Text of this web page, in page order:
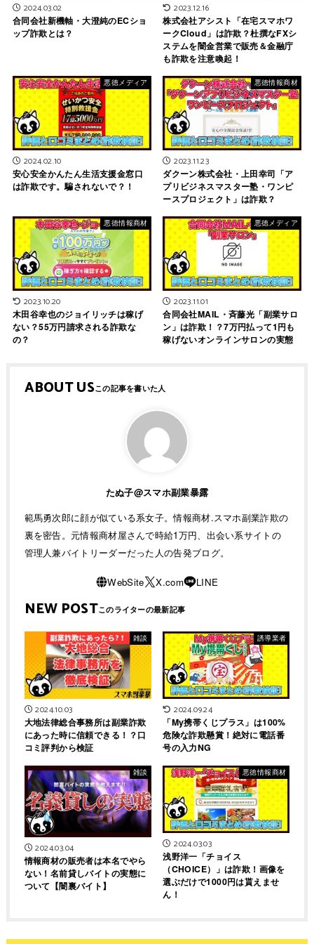
2024.03.02
合同会社新機軸・大澄純のECショ
ップ詐欺とは？
2023.12.16
株式会社アシスト「在宅スマホワ
ークCloud」は詐欺？杜撰なFXシ
ステムを闇金営業で販売＆金融庁
も詐欺を注意喚起！
悪徳メディア
2024.02.10
安心安全かんたん生活支援金窓口
は詐欺です。騙されないで？！
悪徳情報商材
2023.11.23
ダクーン株式会社・上田幸司「ア
プリビジネスマスター塾・ワンピ
ースプロジェクト」は詐欺？
悪徳情報商材
2023.10.20
木田谷幸也のジョイリッチは稼げ
ない？55万円請求される詐欺な
の？
悪徳メディア
2023.11.01
合同会社MAIL・斉藤光「副業サロ
ン」は詐欺！？7万円払って1円も
稼げないオンラインサロンの実態
ABOUT US
たぬ子@スマホ副業暴露
範馬勇次郎に顔が似ている系女子。情報商材.スマホ副業詐欺の
裏を密告。元情報商材屋さんで時給1万円、出会い系サイトの
管理人兼バイトリーダーだった人の告発ブログ。
NEW POST
雑談
2024.10.03
大地法律総合事務所は副業詐欺
にあった時に信頼できる！？口
コミ評判から検証
誘導業者
2024.09.24
「My携帯くじプラス」は100%
危険な詐欺懸賞！絶対に電話番
号の入力NG
雑談
2024.03.04
情報商材の販売者は本名でやら
ない！名前貸しバイトの実態に
ついて【闇裏バイト】
悪徳情報商材
2024.03.03
浅野洋一「チョイス
（CHOICE）」は詐欺！画像を
選ぶだけで1000円は貰えませ
ん！